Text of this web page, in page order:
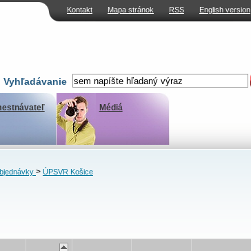
Kontakt Mapa stránok RSS English version
Vyhľadávanie
Médiá
> ÚPSVR Košice